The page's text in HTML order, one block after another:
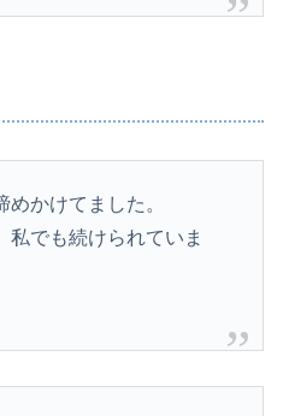
かけてました。
私でも続けられていま